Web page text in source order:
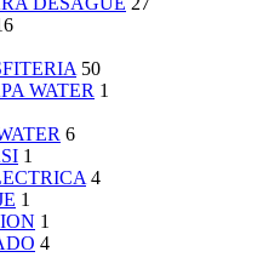
50
WATER 1
6
1
4
1
1
4